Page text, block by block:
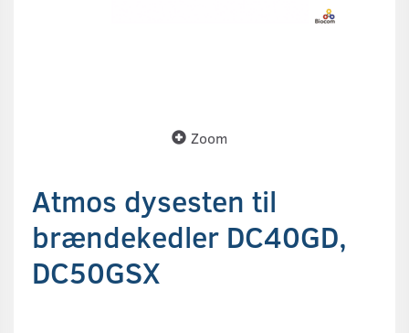
Zoom
Atmos dysesten til
brændekedler DC40GD,
DC50GSX